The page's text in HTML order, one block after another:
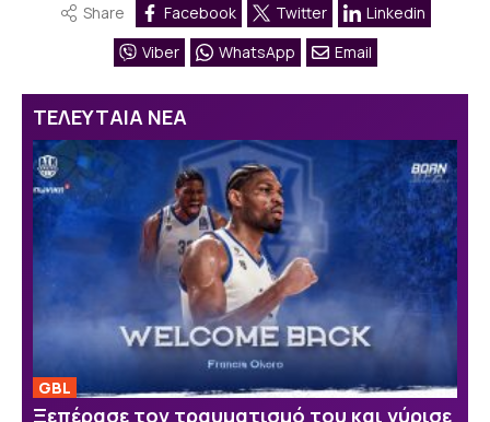
Share Facebook Twitter
Linkedin
Viber
WhatsApp Email
ΤΕΛΕΥΤΑΙΑ ΝΕΑ
GBL
Ξεπέρασε τον τραυματισμό του και γύρισε